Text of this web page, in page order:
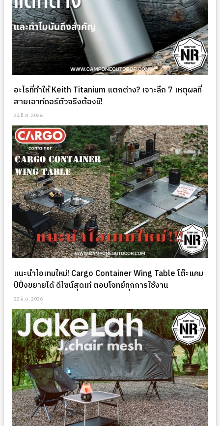
อะไรที่ทำให้ Keith Titanium แตกต่าง? เจาะลึก 7 เหตุผลที่
สายเอาท์ดอร์ตัวจริงต้องมี!
24 มิ.ย. 2026
แนะนำไอเทมใหม่! Cargo Container Wing Table โต๊ะแคม
ป์ปิ้งขยายได้ ดีไซน์สุดเท่ ตอบโจทย์ทุกการใช้งาน
22 มิ.ย. 2026